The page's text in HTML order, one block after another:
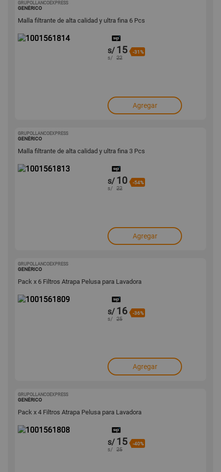
GRUPOLLANCOEXPRESS
GENÉRICO
Malla filtrante de alta calidad y ultra fina 6 Pcs
s/ 15 -31%
s/ 22
Agregar
GRUPOLLANCOEXPRESS
GENÉRICO
Malla filtrante de alta calidad y ultra fina 3 Pcs
s/ 10 -54%
s/ 22
Agregar
GRUPOLLANCOEXPRESS
GENÉRICO
Pack x 6 Filtros Atrapa Pelusa para Lavadora
s/ 16 -36%
s/ 25
Agregar
GRUPOLLANCOEXPRESS
GENÉRICO
Pack x 4 Filtros Atrapa Pelusa para Lavadora
s/ 15 -40%
s/ 25